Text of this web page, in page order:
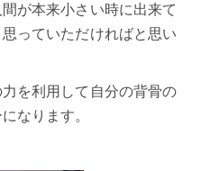
が本来小さい時に出来て
っていただければと思い
を利用して自分の背骨の
なります。